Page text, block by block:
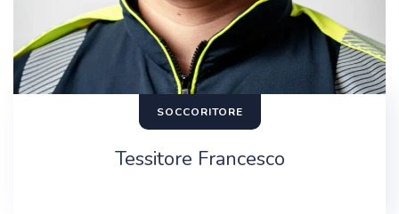
SOCCORITORE
Tessitore Francesco